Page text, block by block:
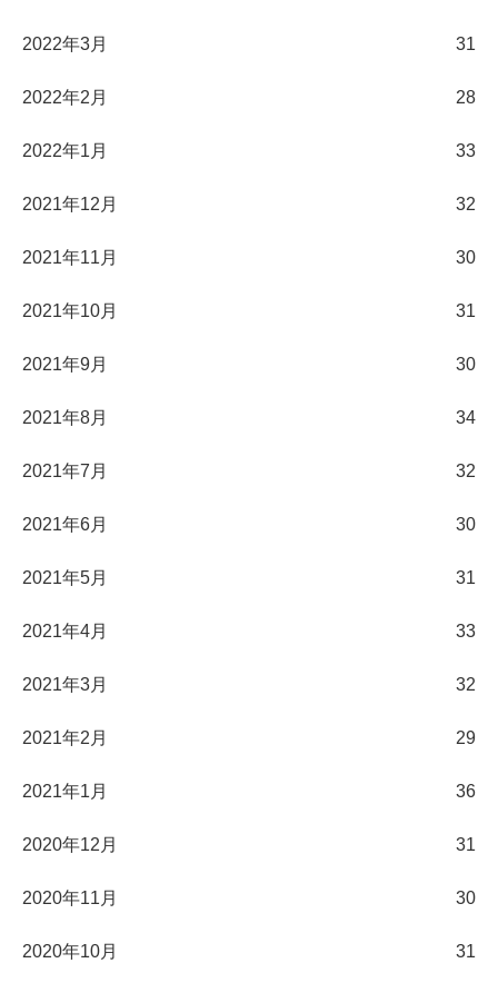
2022年3月 31
2022年2月 28
2022年1月 33
2021年12月 32
2021年11月 30
2021年10月 31
2021年9月 30
2021年8月 34
2021年7月 32
2021年6月 30
2021年5月 31
2021年4月 33
2021年3月 32
2021年2月 29
2021年1月 36
2020年12月 31
2020年11月 30
2020年10月 31